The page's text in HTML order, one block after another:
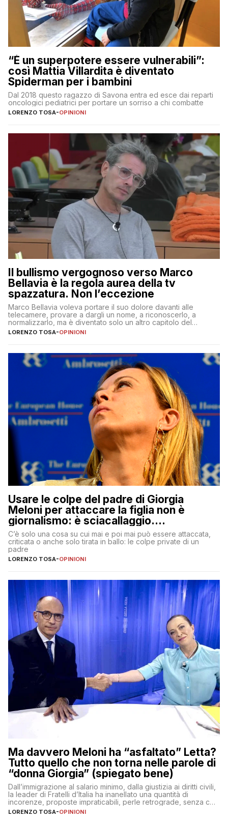
“È un superpotere essere vulnerabili”:
così Mattia Villardita è diventato
Spiderman per i bambini
Dal 2018 questo ragazzo di Savona entra ed esce dai reparti
oncologici pediatrici per portare un sorriso a chi combatte
LORENZO TOSA-OPINIONI
Il bullismo vergognoso verso Marco
Bellavia è la regola aurea della tv
spazzatura. Non l’eccezione
Marco Bellavia voleva portare il suo dolore davanti alle
telecamere, provare a dargli un nome, a riconoscerlo, a
normalizzarlo, ma è diventato solo un altro capitolo del
copione
LORENZO TOSA-OPINIONI
Usare le colpe del padre di Giorgia
Meloni per attaccare la figlia non è
giornalismo: è sciacallaggio.
Dimostriamo di essere diversi
C’è solo una cosa su cui mai e poi mai può essere attaccata,
criticata o anche solo tirata in ballo: le colpe private di un
padre
LORENZO TOSA-OPINIONI
Ma davvero Meloni ha “asfaltato” Letta?
Tutto quello che non torna nelle parole di
“donna Giorgia” (spiegato bene)
Dall’immigrazione al salario minimo, dalla giustizia ai diritti civili,
la leader di Fratelli d’Italia ha inanellato una quantità di
incorenze, proposte impraticabili, perle retrograde, senza che
nessuno – a destra come a sinistra – glielo abbia fatto notare
LORENZO TOSA-OPINIONI